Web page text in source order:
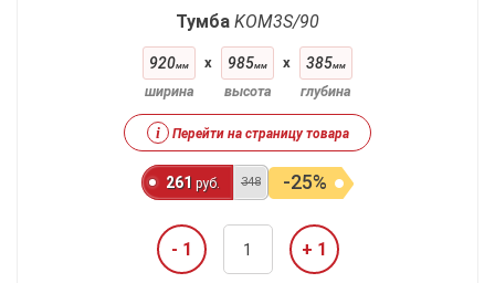
Тумба KOM3S/90
920мм
ширина
x 985мм
высота
x 385мм
глубина
i Перейти на страницу товара
261 руб. 348 -25%
- 1 + 1